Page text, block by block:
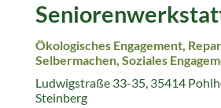
Ökologisches Engagement,
Selbermachen, Soziales
Ludwigstraße 33-35, 35414
Steinberg